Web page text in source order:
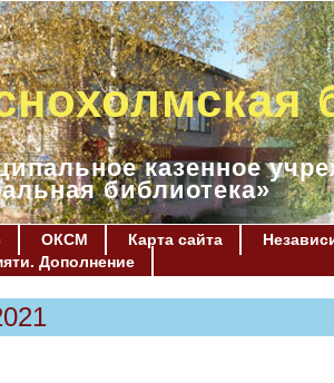
казенное
библиотека»
ОКСМ Карта сайта
Дополнение